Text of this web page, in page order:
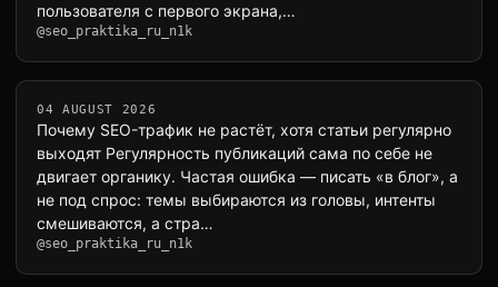
пользователя с первого экрана,…
@seo_praktika_ru_n1k
04 AUGUST 2026
Почему SEO-трафик не растёт, хотя статьи регулярно
выходят Регулярность публикаций сама по себе не
двигает органику. Частая ошибка — писать «в блог», а
не под спрос: темы выбираются из головы, интенты
смешиваются, а стра…
@seo_praktika_ru_n1k